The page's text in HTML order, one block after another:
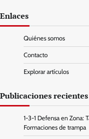
Enlaces
Quiénes somos
Contacto
Explorar artículos
Publicaciones recientes
1-3-1 Defensa en Zona:
Formaciones de trampa